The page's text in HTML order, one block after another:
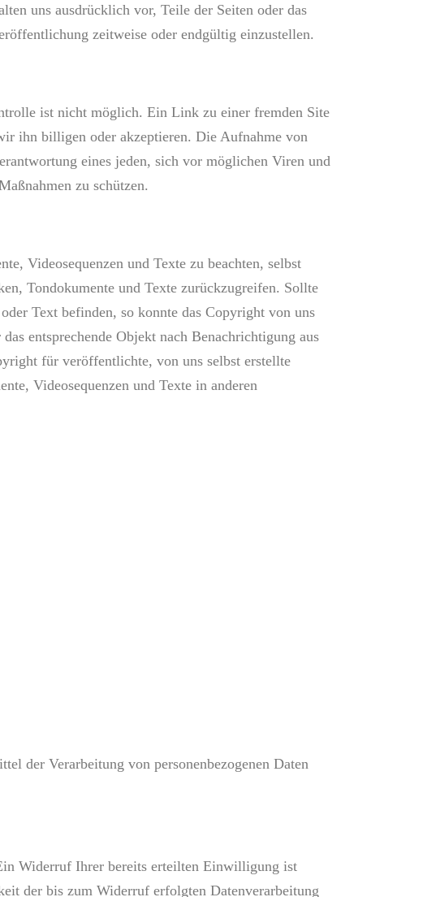
uns ausdrücklich vor, Teile der Seiten oder das
zeitweise oder endgültig einzustellen.
ist nicht möglich. Ein Link zu einer fremden Site
ihn billigen oder akzeptieren. Die Aufnahme von
eines jeden, sich vor möglichen Viren und
zu schützen.
Videosequenzen und Texte zu beachten, selbst
Tondokumente und Texte zurückzugreifen. Sollte
Text befinden, so konnte das Copyright von uns
entsprechende Objekt nach Benachrichtigung aus
für veröffentlichte, von uns selbst erstellte
Videosequenzen und Texte in anderen
der Verarbeitung von personenbezogenen Daten
Widerruf Ihrer bereits erteilten Einwilligung ist
der bis zum Widerruf erfolgten Datenverarbeitung